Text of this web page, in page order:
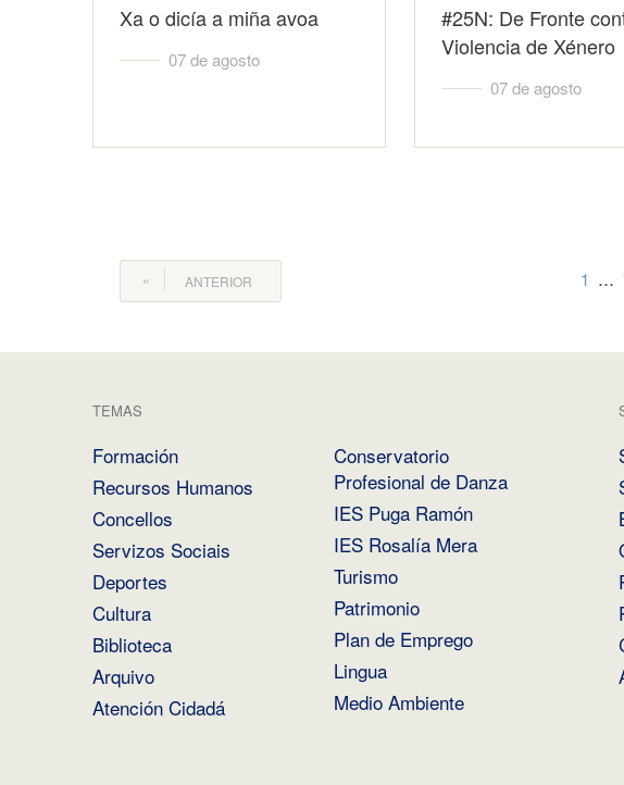
Xa o dicía a miña avoa
07 de agosto
#25N: De Fronte
Violencia de Xénero
07 de agosto
ANTERIOR 1 ...
TEMAS
Formación
Recursos Humanos
Concellos
Servizos Sociais
Deportes
Cultura
Biblioteca
Arquivo
Atención Cidadá
Conservatorio
Profesional de Danza
IES Puga Ramón
IES Rosalía Mera
Turismo
Patrimonio
Plan de Emprego
Lingua
Medio Ambiente